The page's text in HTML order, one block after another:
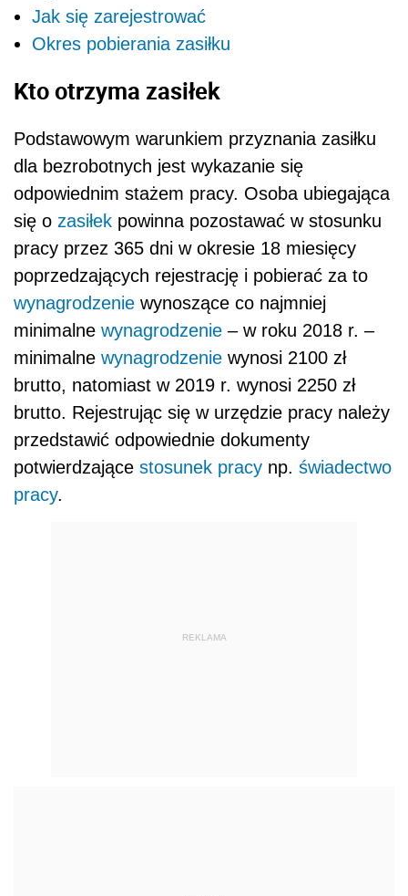
Jak się zarejestrować
Okres pobierania zasiłku
Kto otrzyma zasiłek
Podstawowym warunkiem przyznania zasiłku
dla bezrobotnych jest wykazanie się
odpowiednim stażem pracy. Osoba ubiegająca
się o zasiłek powinna pozostawać w stosunku
pracy przez 365 dni w okresie 18 miesięcy
poprzedzających rejestrację i pobierać za to
wynagrodzenie wynoszące co najmniej
minimalne wynagrodzenie – w roku 2018 r. –
minimalne wynagrodzenie wynosi 2100 zł
brutto, natomiast w 2019 r. wynosi 2250 zł
brutto. Rejestrując się w urzędzie pracy należy
przedstawić odpowiednie dokumenty
potwierdzające stosunek pracy np. świadectwo
pracy.
REKLAMA